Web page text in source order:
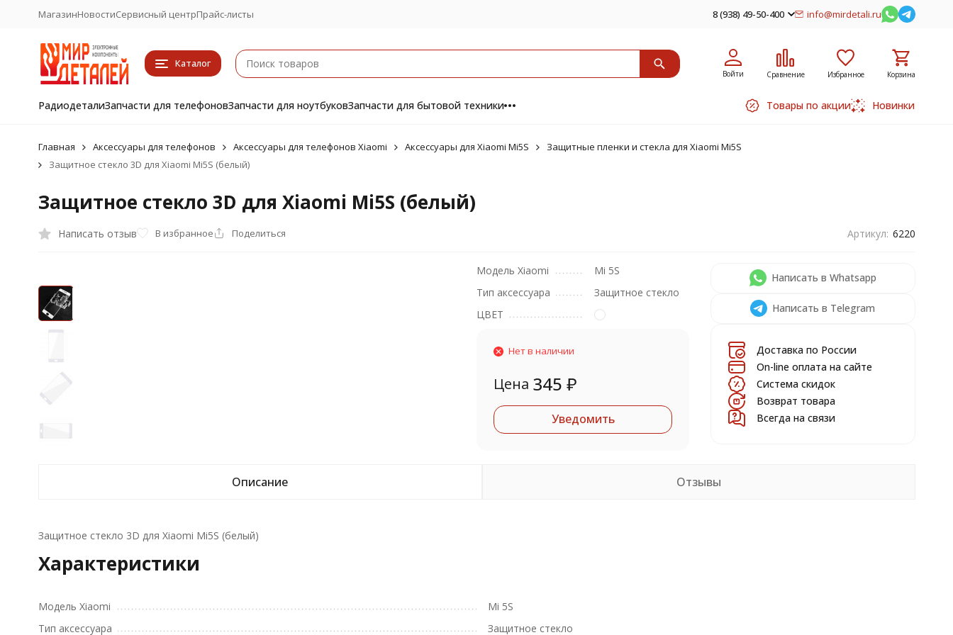
МагазинНовостиСервисный центрПрайс-листы 8 (938) 49-50-400 info@mirdetali.ru
Каталог
Войти Сравнение Избранное Корзина
РадиодеталиЗапчасти для телефоновЗапчасти для ноутбуковЗапчасти для бытовой техники Товары по акции Новинки
Главная Аксессуары для телефонов Аксессуары для телефонов Xiaomi Аксессуары для Xiaomi Mi5S
Защитные пленки и стекла для Xiaomi Mi5S
Защитное стекло 3D для Xiaomi Mi5S (белый)
Защитное стекло 3D для Xiaomi Mi5S (белый)
Написать отзыв В избранное Поделиться Артикул: 6220
Модель Xiaomi
Mi 5S
Тип аксессуара
Защитное стекло
ЦВЕТ
Нет в наличии
Цена 345 ₽
Уведомить
Написать в Whatsapp
Написать в Telegram
Доставка по России
On-line оплата на сайте
Система скидок
Возврат товара
Всегда на связи
Описание Отзывы
Защитное стекло 3D для Xiaomi Mi5S (белый)
Характеристики
Модель Xiaomi
Mi 5S
Тип аксессуара
Защитное стекло